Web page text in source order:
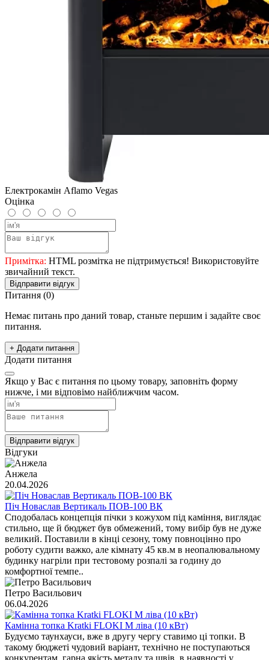
Електрокамін Aflamo Vegas
Оцінка
Примітка: HTML розмітка не підтримується! Використовуйте
звичайний текст.
Відправити відгук
Питання (0)
Немає питань про даний товар, станьте першим і задайте своє
питання.
+ Додати питання
Додати питання
Якщо у Вас є питання по цьому товару, заповніть форму
нижче, і ми відповімо найближчим часом.
Відправити відгук
Відгуки
Анжела
20.04.2026
Піч Новаслав Вертикаль ПОВ-100 ВК
Сподобалась концепція пічки з кожухом під каміння, виглядає
стильно, ще й бюджет був обмежений, тому вибір був не дуже
великий. Поставили в кінці сезону, тому повноцінно про
роботу судити важко, але кімнату 45 кв.м в неопалювальному
будинку нагріли при тестовому розпалі за годину до
комфортної темпе..
Петро Васильович
06.04.2026
Камінна топка Kratki FLOKI M ліва (10 кВт)
Будуємо таунхауси, вже в другу чергу ставимо ці топки. В
такому бюджеті чудовий варіант, технічно не поступаються
конкурентам, гарна якість металу та швів, в наявності у